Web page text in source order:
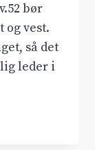
bør
og vest.
så det
leder i